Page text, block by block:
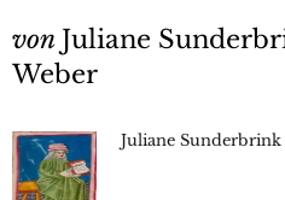
von Juliane
Weber
Juliane Sunderbrink